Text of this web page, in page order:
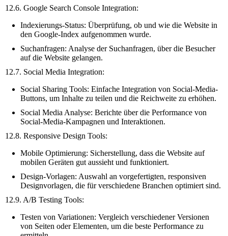
12.6. Google Search Console Integration:
Indexierungs-Status: Überprüfung, ob und wie die Website in
den Google-Index aufgenommen wurde.
Suchanfragen: Analyse der Suchanfragen, über die Besucher
auf die Website gelangen.
12.7. Social Media Integration:
Social Sharing Tools: Einfache Integration von Social-Media-
Buttons, um Inhalte zu teilen und die Reichweite zu erhöhen.
Social Media Analyse: Berichte über die Performance von
Social-Media-Kampagnen und Interaktionen.
12.8. Responsive Design Tools:
Mobile Optimierung: Sicherstellung, dass die Website auf
mobilen Geräten gut aussieht und funktioniert.
Design-Vorlagen: Auswahl an vorgefertigten, responsiven
Designvorlagen, die für verschiedene Branchen optimiert sind.
12.9. A/B Testing Tools:
Testen von Variationen: Vergleich verschiedener Versionen
von Seiten oder Elementen, um die beste Performance zu